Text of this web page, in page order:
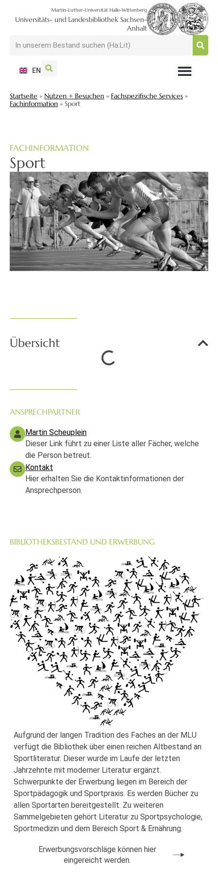
Martin-Luther-Universität Halle-Wittenberg
Universitäts- und Landesbibliothek Sachsen-
Anhalt
EN
Startseite » Nutzen + Besuchen » Fachspezifische Services »
Fachinformation » Sport
FACHINFORMATION
Sport
Übersicht
ANSPRECHPARTNER
Martin Scheuplein
Dieser Link führt zu einer Liste aller Fächer, welche
die Person betreut.
Kontakt
Hier erhalten Sie die Kontaktinformationen der
Ansprechperson.
BIBLIOTHEKSBESTAND UND ERWERBUNG
Aufgrund der langen Tradition des Faches an der MLU
verfügt die Bibliothek über einen reichen Altbestand an
Sportliteratur. Dieser wurde im Laufe der letzten
Jahrzehnte mit moderner Literatur ergänzt.
Schwerpunkte der Erwerbung liegen im Bereich der
Sportpädagogik und Sportpraxis. Es werden Bücher zu
allen Sportarten bereitgestellt. Zu weiteren
Sammelgebieten gehört Literatur zu Sportpsychologie,
Sportmedizin und dem Bereich Sport & Ernährung.
Erwerbungsvorschläge können hier
eingereicht werden.